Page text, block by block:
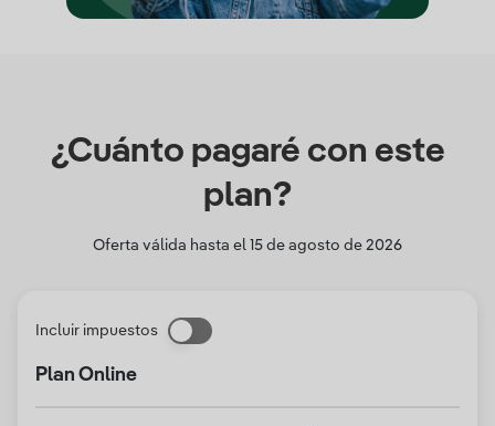
¿Cuánto pagaré con este
plan?
Oferta válida hasta el 15 de agosto de 2026
Incluir impuestos
Plan Online